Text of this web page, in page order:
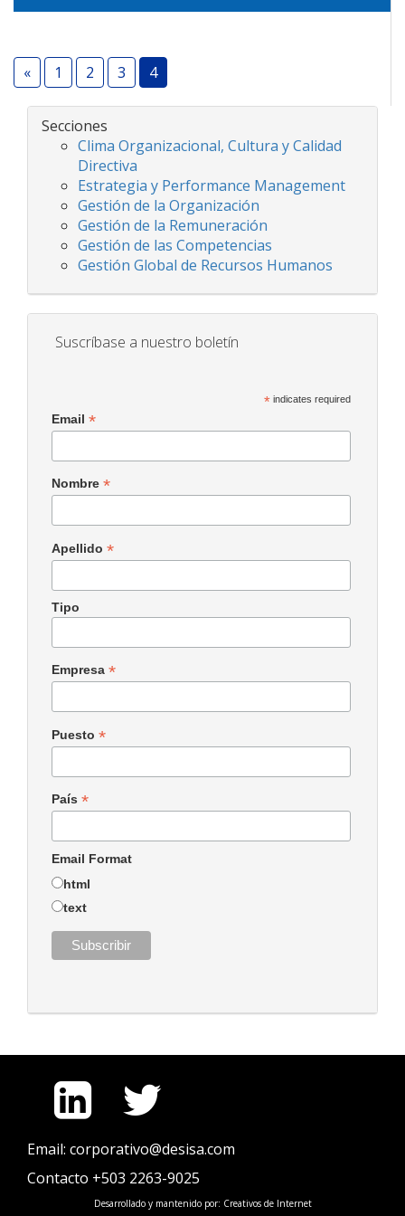
« 1 2 3 4
Secciones
Clima Organizacional, Cultura y Calidad
Directiva
Estrategia y Performance Management
Gestión de la Organización
Gestión de la Remuneración
Gestión de las Competencias
Gestión Global de Recursos Humanos
Suscríbase a nuestro boletín
* indicates required
Email *
Nombre *
Apellido *
Tipo
Empresa *
Puesto *
País *
Email Format
html
text
Email: corporativo@desisa.com
Contacto +503 2263-9025
Desarrollado y mantenido por: Creativos de Internet